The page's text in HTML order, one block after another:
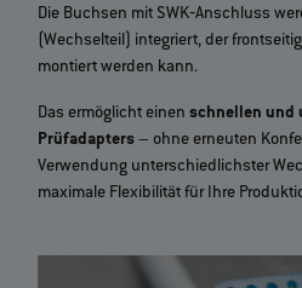
Die Buchsen mit SWK‐Anschluss
(Wechselteil) integriert, der
montiert werden kann.
Das ermöglicht einenschnellen und
Prüfadapters– ohne erneuten
Verwendung unterschiedlichster
maximale Flexibilität für Ihre